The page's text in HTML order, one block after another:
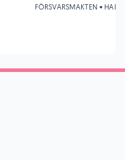
FÖRSVARSMAKTEN •